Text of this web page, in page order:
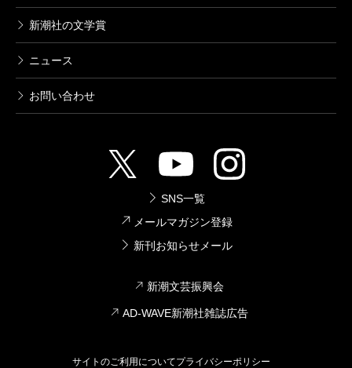
新潮社の文学賞
ニュース
お問い合わせ
SNS一覧
メールマガジン登録
新刊お知らせメール
新潮文芸振興会
AD-WAVE新潮社雑誌広告
サイトのご利用についてプライバシーポリシー